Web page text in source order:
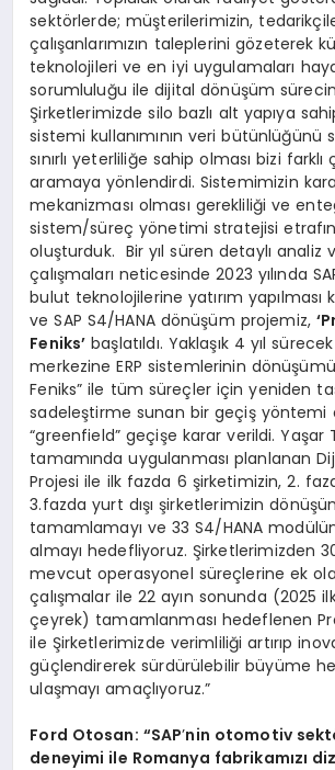
sektörlerde; müşterilerimizin,
çalışanlarımızın taleplerini gözeterek
teknolojileri ve en iyi uygulamaları
sorumluluğu ile dijital dönüşüm
Şirketlerimizde silo bazlı alt yapıya
sistemi kullanımının veri bütünlüğünü
sınırlı yeterliliğe sahip olması bizi
aramaya yönlendirdi. Sistemimizin
mekanizması olması gerekliliği ve
sistem/süreç yönetimi stratejisi
oluşturduk. Bir yıl süren detaylı analiz
çalışmaları neticesinde 2023 yılında
bulut teknolojilerine yatırım yapılması
ve SAP S4/HANA dönüşüm projemiz,
Feniks’ başlatıldı. Yaklaşık 4 yıl
merkezine ERP sistemlerinin
Feniks” ile tüm süreçler için yeniden
sadeleştirme sunan bir geçiş yöntemi
“greenfield” geçişe karar verildi. Yaşar
tamamında uygulanması planlanan
Projesi ile ilk fazda 6 şirketimizin, 2.
3.fazda yurt dışı şirketlerimizin
tamamlamayı ve 33 S4/HANA
almayı hedefliyoruz. Şirketlerimizden
mevcut operasyonel süreçlerine ek
çalışmalar ile 22 ayın sonunda (2025
çeyrek) tamamlanması hedeflenen
ile Şirketlerimizde verimliliği artırıp
güçlendirerek sürdürülebilir büyüme
ulaşmayı amaçlıyoruz.”
Ford Otosan: “SAP’nin otomotiv sekt
deneyimi ile Romanya fabrikamızı